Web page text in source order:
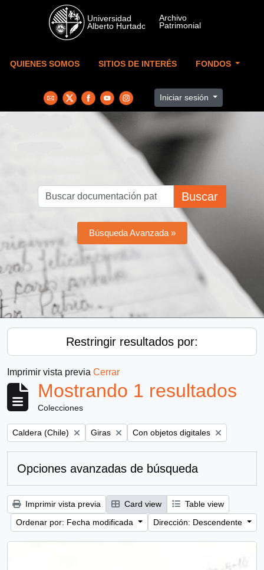
Skip to main content
QUIENES SOMOS SITIOS DE INTERÉS FONDOS
Iniciar sesión
Buscar
Búsqueda Avanzada »
Restringir resultados por:
Imprimir vista previa Cerrar
Mostrando 1 resultados
Colecciones
Remove filter:
Caldera (Chile) Remove filter:
Giras Remove filter:
Con objetos digitales
Opciones avanzadas de búsqueda
Imprimir vista previa Card view
Table view
Ordenar por: Fecha modificada
Dirección: Descendente